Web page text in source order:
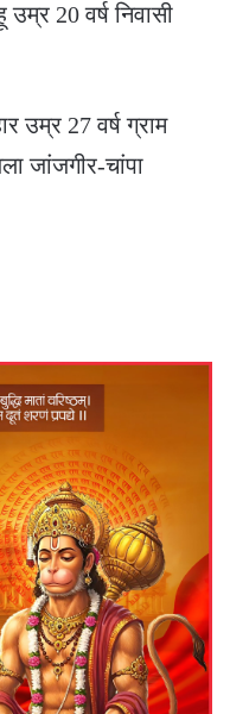
20 वर्ष निवासी
उम्र 27 वर्ष ग्राम
जांजगीर-चांपा